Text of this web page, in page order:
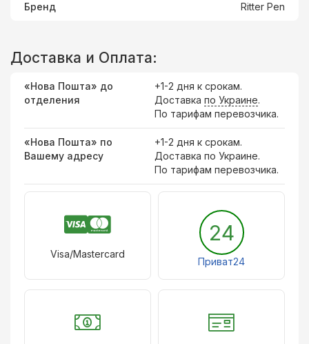
Бренд Ritter Pen
Доставка и Оплата:
«Нова Пошта» до
отделения
+1-2 дня к срокам.
Доставка по Украине.
По тарифам перевозчика.
«Нова Пошта» по
Вашему адресу
+1-2 дня к срокам.
Доставка по Украине.
По тарифам перевозчика.
Visa/Mastercard
24
Приват24